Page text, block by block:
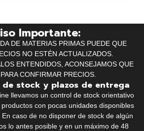
Importante:
DE MATERIAS PRIMAS PUEDE QUE
NO ESTÉN ACTUALIZADOS.
ENTENDIDOS, ACONSEJAMOS QUE
CONFIRMAR PRECIOS.
stock y plazos de entrega
llevamos un control de stock orientativo
con pocas unidades disponibles
caso de no disponer de stock de algún
lo antes posible y en un máximo de 48